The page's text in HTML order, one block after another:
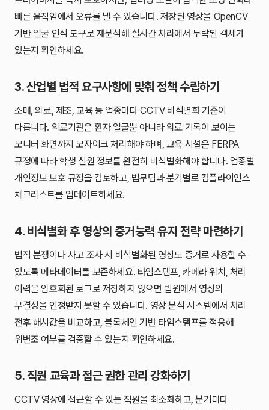
빠른 움직임에서 오류를 낼 수 있습니다. 저장된 영상을 OpenCV
기반 얼굴 인식 도구로 재분석해 실시간 처리에서 누락된 객체가
있는지 확인하세요.
3. 산업별 법적 요구사항에 맞춰 정책 수립하기
소매, 의료, 제조, 교육 등 업종마다 CCTV 비식별화 기준이
다릅니다. 의료기관은 환자 얼굴뿐 아니라 의료 기록이 보이는
모니터 화면까지 모자이크 처리해야 하며, 교육 시설은 FERPA
규정에 따라 학생 신원 정보를 완전히 비식별화해야 합니다. 업종별
개인정보 보호 규정을 검토하고, 법무팀과 분기별로 컴플라이언스
체크리스트를 업데이트하세요.
4. 비식별화 후 영상의 증거능력 유지 전략 마련하기
법적 분쟁이나 사고 조사 시 비식별화된 영상도 증거로 사용할 수
있도록 메타데이터를 보존하세요. 타임스탬프, 카메라 위치, 처리
이력을 암호화된 로그로 저장하지 않으면 법원에서 영상의
무결성을 인정받지 못할 수 있습니다. 영상 분석 시스템에서 처리
전후 해시값을 비교하고, 블록체인 기반 타임스탬프를 적용해
위변조 여부를 검증할 수 있는지 확인하세요.
5. 직원 교육과 접근 권한 관리 강화하기
CCTV 영상에 접근할 수 있는 직원을 최소화하고, 분기마다